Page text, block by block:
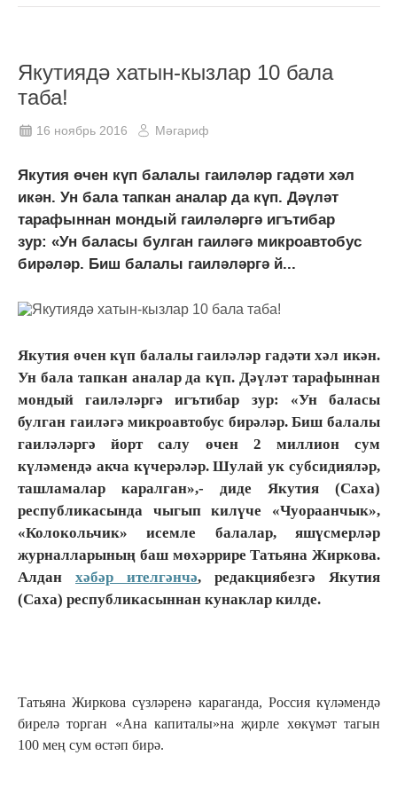
Якутиядә хатын-кызлар 10 бала
таба!
16 ноябрь 2016 Мәгариф
Якутия өчен күп балалы гаиләләр гадәти хәл
икән. Ун бала тапкан аналар да күп. Дәүләт
тарафыннан мондый гаиләләргә игътибар
зур: «Ун баласы булган гаиләгә микроавтобус
бирәләр. Биш балалы гаиләләргә й...
Якутия өчен күп балалы гаиләләр гадәти хәл икән.
Ун бала тапкан аналар да күп. Дәүләт тарафыннан
мондый гаиләләргә игътибар зур: «Ун баласы
булган гаиләгә микроавтобус бирәләр. Биш балалы
гаиләләргә йорт салу өчен 2 миллион сум
күләмендә акча күчерәләр. Шулай ук субсидияләр,
ташламалар каралган»,- диде Якутия (Саха)
республикасында чыгып килүче «Чуораанчык»,
«Колокольчик» исемле балалар, яшүсмерләр
журналларының баш мөхәррире Татьяна Жиркова.
Алдан хәбәр ителгәнчә, редакциябезгә Якутия
(Саха) республикасыннан кунаклар килде.
Татьяна Жиркова сүзләренә караганда, Россия күләмендә
бирелә торган «Ана капиталы»на җирле хөкүмәт тагын
100 мең сум өстәп бирә.